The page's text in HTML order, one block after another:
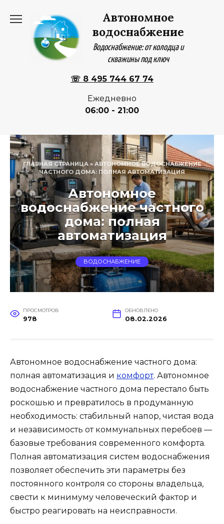
содержанию
Автономное
водоснабжение
Водоснабжение: от колодца и
скважины под ключ
☏ 8 495 744 67 74
Ежедневно
06:00 - 21:00
ГЛАВНАЯ СТРАНИЦА» АВТОНОМНОЕ ВОДОСНАБЖЕНИЕ
ЧАСТНОГО ДОМА: ПОЛНАЯ АВТОМАТИЗАЦИЯ
Автономное
водоснабжение частного
дома: полная
автоматизация
ВОДОСНАБЖЕНИЕ
ПРОСМОТРОВ
978
ОБНОВЛЕНО
08.02.2026
Автономное водоснабжение частного дома:
полная автоматизация и комфорт. Автономное
водоснабжение частного дома перестало быть
роскошью и превратилось в продуманную
необходимость: стабильный напор, чистая вода
и независимость от коммунальных перебоев —
базовые требования современного комфорта.
Полная автоматизация систем водоснабжения
позволяет обеспечить эти параметры без
постоянного контроля со стороны владельца,
свести к минимуму человеческий фактор и
быстро реагировать на неисправности.